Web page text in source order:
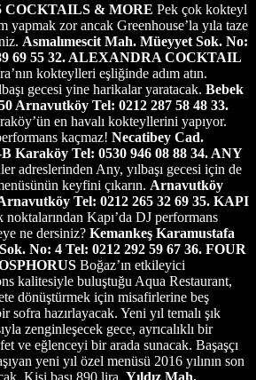
COCKTAILS & MORE Pek çok kokteyl
yapmak zor ancak Greenhouse’la yıla taze
Asmalımescit Mah. Müeyyet Sok. No:
69 55 32. ALEXANDRA COCKTAIL
kokteylleri eşliğinde adım atın.
gecesi yine harikalar yaratacak. Bebek
Arnavutköy Tel: 0212 287 58 48 33.
en havalı kokteyllerini yapıyor.
kaçmaz! Necatibey Cad.
Karaköy Tel: 0530 946 08 88 34. ANY
adreslerinden Any, yılbaşı gecesi için de
keyfini çıkarın. Arnavutköy
Tel: 0212 265 32 69 35. KAPI
Kapı’da DJ performans
ne dersiniz? Kemankeş Karamustafa
No: 4 Tel: 0212 292 59 67 36. FOUR
Boğaz’ın etkileyici
kalitesiyle buluştuğu Aqua Restaurant,
dönüştürmek için misafirlerine beş
sofra hazırlayacak. Yeni yıl temalı şık
zenginleşecek gece, ayrıcalıklı bir
ve eğlenceyi bir arada sunacak. Başaşçı
yeni yıl özel menüsü 2016 yılının son
Kişi başı 890 lira. Yıldız Mah.